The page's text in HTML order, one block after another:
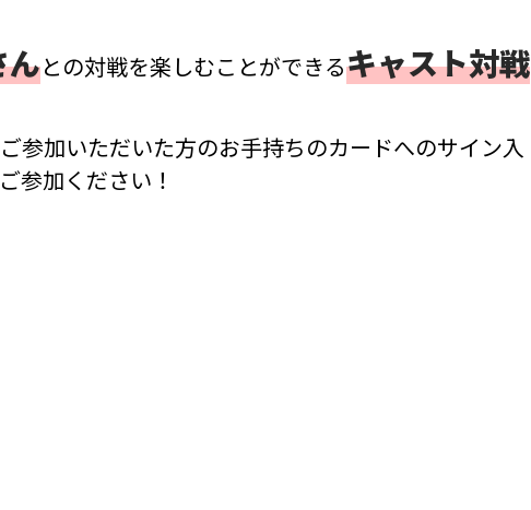
んとの対戦を楽しむことができるキャスト対戦
参加いただいた方のお手持ちのカードへのサイン入
参加ください！